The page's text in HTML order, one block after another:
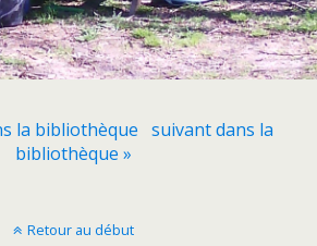
la bibliothèque suivant dans la
bibliothèque »
Retour au début